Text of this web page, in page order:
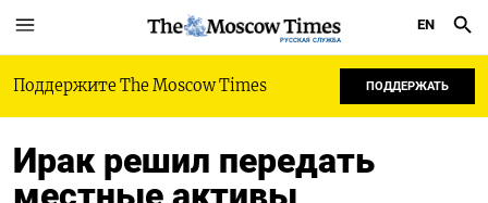
РУССКАЯ СЛУЖБА
EN
Поддержите The Moscow Times ПОДДЕРЖАТЬ
Ирак решил передать